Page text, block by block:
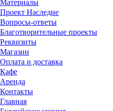
Материалы
Проект Наследие
Вопросы-ответы
Благотворительные проекты
Реквизиты
Магазин
Оплата и доставка
Кафе
Аренда
Контакты
Главная